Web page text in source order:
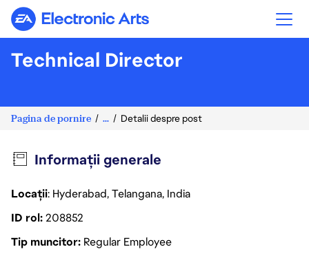
Electronic Arts
Technical Director
Pagina de pornire ... Detalii despre post
Informații generale
Locații: Hyderabad, Telangana, India
ID rol208852
Tip muncitor Regular Employee